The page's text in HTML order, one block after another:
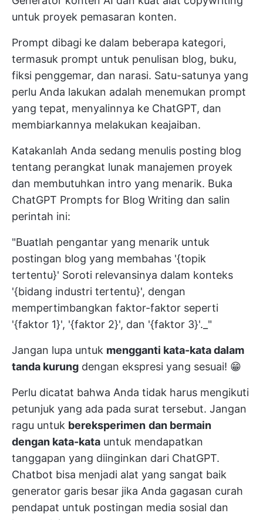
untuk proyek pemasaran konten.
Prompt dibagi ke dalam beberapa kategori,
termasuk prompt untuk penulisan blog, buku,
fiksi penggemar, dan narasi. Satu-satunya yang
perlu Anda lakukan adalah menemukan prompt
yang tepat, menyalinnya ke ChatGPT, dan
membiarkannya melakukan keajaiban.
Katakanlah Anda sedang menulis posting blog
tentang perangkat lunak manajemen proyek
dan membutuhkan intro yang menarik. Buka
ChatGPT Prompts for Blog Writing dan salin
perintah ini:
"Buatlah pengantar yang menarik untuk
postingan blog yang membahas '{topik
tertentu}' Soroti relevansinya dalam konteks
'{bidang industri tertentu}', dengan
mempertimbangkan faktor-faktor seperti
'{faktor 1}', '{faktor 2}', dan '{faktor 3}'._"
Jangan lupa untuk mengganti kata-kata dalam
tanda kurung dengan ekspresi yang sesuai! 😁
Perlu dicatat bahwa Anda tidak harus mengikuti
petunjuk yang ada pada surat tersebut. Jangan
ragu untuk bereksperimen dan bermain
dengan kata-kata untuk mendapatkan
tanggapan yang diinginkan dari ChatGPT.
Chatbot bisa menjadi alat yang sangat baik
generator garis besar jika Anda gagasan curah
pendapat untuk postingan media sosial dan